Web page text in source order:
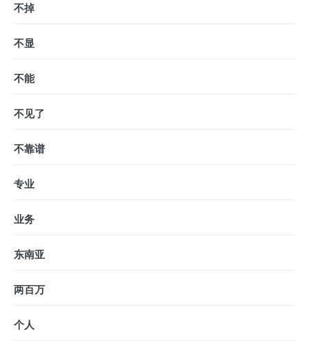
不掉
不显
不能
不见了
不靠谱
专业
业务
东南亚
两百万
个人